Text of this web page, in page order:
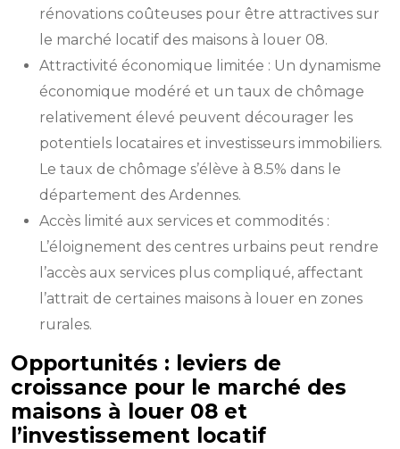
rénovations coûteuses pour être attractives sur
le marché locatif des maisons à louer 08.
Attractivité économique limitée : Un dynamisme
économique modéré et un taux de chômage
relativement élevé peuvent décourager les
potentiels locataires et investisseurs immobiliers.
Le taux de chômage s’élève à 8.5% dans le
département des Ardennes.
Accès limité aux services et commodités :
L’éloignement des centres urbains peut rendre
l’accès aux services plus compliqué, affectant
l’attrait de certaines maisons à louer en zones
rurales.
Opportunités : leviers de
croissance pour le marché des
maisons à louer 08 et
l’investissement locatif